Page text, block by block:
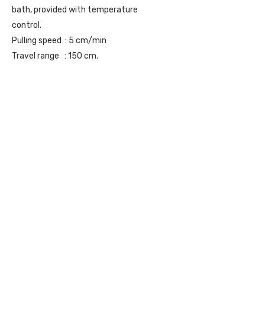
bath, provided with temperature
control.
Pulling speed : 5 cm/min
Travel range : 150 cm.